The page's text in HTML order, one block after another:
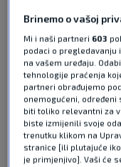
Brinemo o vašoj
Mi i naši partneri 603
podaci o
na vašem uređaju.
tehnologije praćenja
partneri obrađujemo
onemogućeni, određeni
biti toliko relevantni za
biste izmijenili svoje
trenutku klikom na
stranice [ili plutajuće
je primjenjivo]. Vaši će